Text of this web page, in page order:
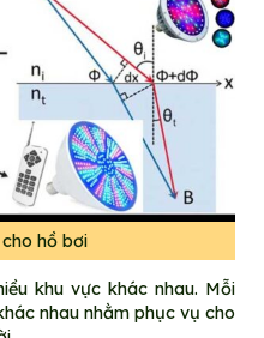
hồ bơi
khu vực khác nhau. Mỗi
nhau nhằm phục vụ cho